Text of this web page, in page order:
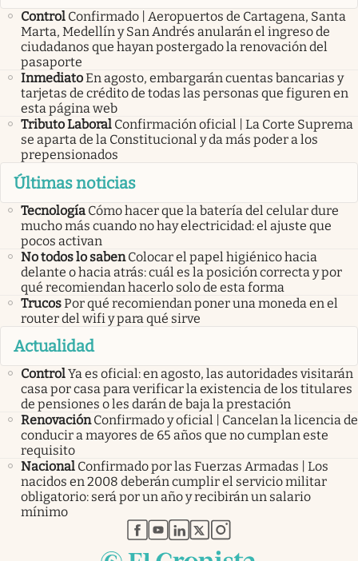
Control Confirmado | Aeropuertos de Cartagena, Santa
Marta, Medellín y San Andrés anularán el ingreso de
ciudadanos que hayan postergado la renovación del
pasaporte
InmediatoEn agosto, embargarán cuentas bancarias y
tarjetas de crédito de todas las personas que figuren en
esta página web
Tributo Laboral Confirmación oficial | La Corte Suprema
se aparta de la Constitucional y da más poder a los
prepensionados
Últimas noticias
Tecnología Cómo hacer que la batería del celular dure
mucho más cuando no hay electricidad: el ajuste que
pocos activan
No todos lo saben Colocar el papel higiénico hacia
delante o hacia atrás: cuál es la posición correcta y por
qué recomiendan hacerlo solo de esta forma
TrucosPor qué recomiendan poner una moneda en el
router del wifi y para qué sirve
Actualidad
ControlYa es oficial: en agosto, las autoridades visitarán
casa por casa para verificar la existencia de los titulares
de pensiones o les darán de baja la prestación
Renovación Confirmado y oficial | Cancelan la licencia de
conducir a mayores de 65 años que no cumplan este
requisito
Nacional Confirmado por las Fuerzas Armadas | Los
nacidos en 2008 deberán cumplir el servicio militar
obligatorio: será por un año y recibirán un salario
mínimo
abre en nueva pestaña
abre en nueva pestaña
abre en nueva pestaña
abre en nueva pestaña
abre en nueva pestaña